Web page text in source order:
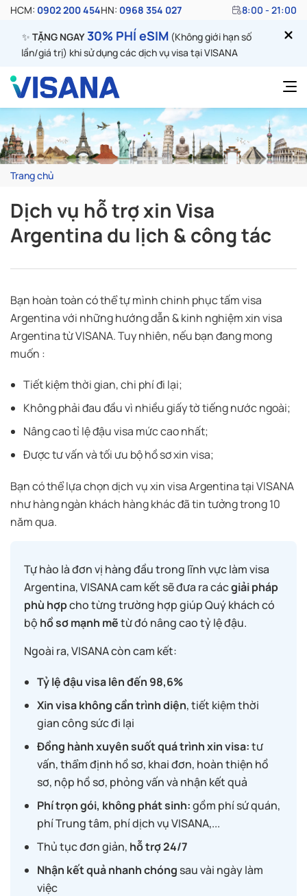
HCM: 0902 200 454HN: 0968 354 027 8:00 - 21:00
✨ TẶNG NGAY30% PHÍ eSIM (Không giới hạn số
lần/giá trị) khi sử dụng các dịch vụ visa tại VISANA
Trang chủ
Dịch vụ hỗ trợ xin Visa
Argentina du lịch & công tác
Bạn hoàn toàn có thể tự mình chinh phục tấm visa
Argentina với những hướng dẫn & kinh nghiệm xin visa
Argentinatừ VISANA. Tuy nhiên, nếu bạn đang mong
muốn :
Tiết kiệm thời gian, chi phí đi lại;
Không phải đau đầu vì nhiều giấy tờ tiếng nước ngoài;
Nâng cao tỉ lệ đậu visa mức cao nhất;
Được tư vấn và tối ưu bộ hồ sơ xin visa;
Bạn có thể lựa chọn dịch vụ xin visaArgentinatại VISANA
như hàng ngàn khách hàng khác đã tin tưởng trong 10
năm qua.
Tự hào là đơn vị hàng đầu trong lĩnh vực làm visa
Argentina, VISANA cam kết sẽ đưa ra cácgiải pháp
phù hợpcho từng trường hợp giúp Quý khách có
bộ hồ sơ mạnh mẽtừ đó nâng cao tỷ lệ đậu.
Ngoài ra, VISANA còn cam kết:
Tỷ lệ đậu visa lên đến 98,6%
Xin visa không cần trình diện, tiết kiệm thời
gian công sức đi lại
Đồng hành xuyên suốt quá trình xin visa:tư
vấn, thẩm định hồ sơ, khai đơn, hoàn thiện hồ
sơ, nộp hồ sơ, phỏng vấn và nhận kết quả
Phí trọn gói, không phát sinh:gồm phí sứ quán,
phí Trung tâm, phí dịch vụ VISANA,...
Thủ tục đơn giản, hỗ trợ 24/7
Nhận kết quả nhanh chóng sau vài ngày làm
việc